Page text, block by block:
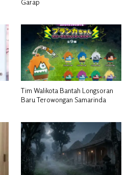
Tim Walikota Bantah Longsoran
Baru Terowongan Samarinda